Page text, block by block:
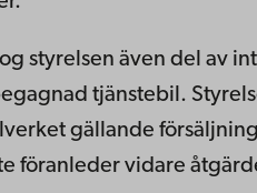
styrelsen även del av
tjänstebil.
gällande
föranleder vidare